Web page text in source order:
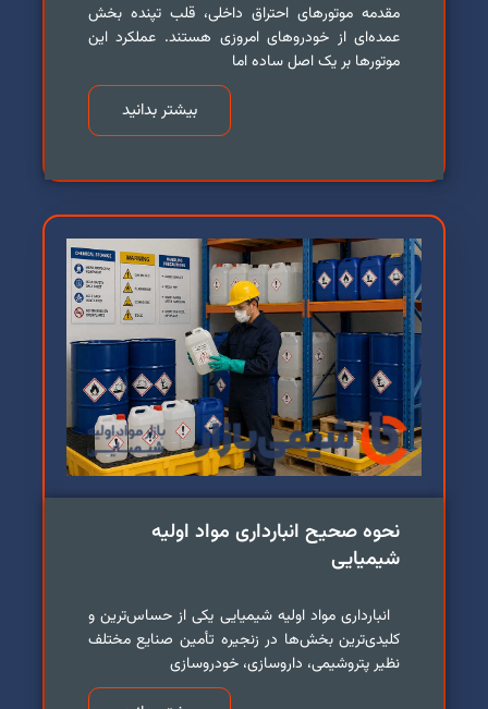
مقدمه موتورهای احتراق داخلی، قلب تپنده بخش
عمده‌ای از خودروهای امروزی هستند. عملکرد این
موتورها بر یک اصل ساده اما
بیشتر بدانید
نحوه صحیح انبارداری مواد اولیه
شیمیایی
انبارداری مواد اولیه شیمیایی یکی از حساس‌ترین و
کلیدی‌ترین بخش‌ها در زنجیره تأمین صنایع مختلف
نظیر پتروشیمی، داروسازی، خودروسازی